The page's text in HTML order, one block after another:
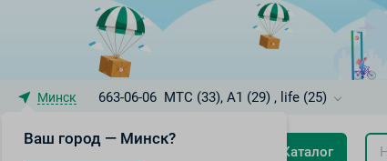
Минск
Ваш город — Минск?
663-06-06 МТС (33), A1 (29) , life (25)
Каталог